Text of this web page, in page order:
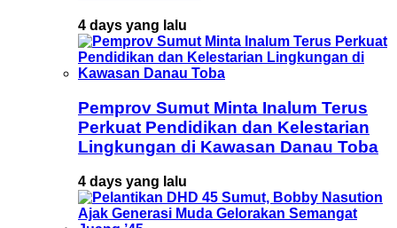
4 days yang lalu
Pemprov Sumut Minta Inalum Terus
Perkuat Pendidikan dan Kelestarian
Lingkungan di Kawasan Danau Toba
4 days yang lalu